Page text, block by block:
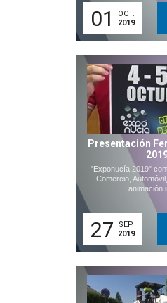
01
OCT.
2019
Presentación
"Exponucía 2019"
Comercio,
animación
27
SEP.
2019